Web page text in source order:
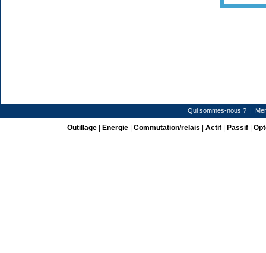
Qui sommes-nous ?|
Outillage| Energie| Commutation/relais Actif| Passif|